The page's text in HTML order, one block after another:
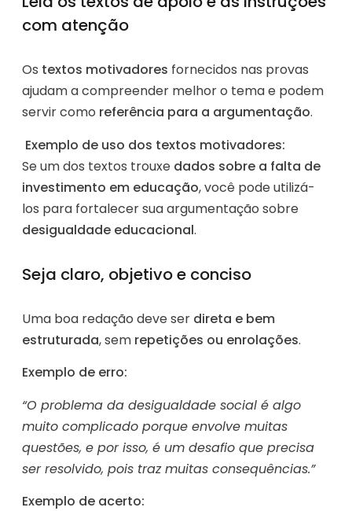
com atenção
Os textos motivadores fornecidos nas provas
ajudam a compreender melhor o tema e podem
servir como referência para a argumentação.
Exemplo de uso dos textos motivadores:
Se um dos textos trouxe dados sobre a falta de
investimento em educação, você pode utilizá-
los para fortalecer sua argumentação sobre
desigualdade educacional.
Seja claro, objetivo e conciso
Uma boa redação deve ser direta e bem
estruturada, sem repetições ou enrolações.
Exemplo de erro:
“O problema da desigualdade social é algo
muito complicado porque envolve muitas
questões, e por isso, é um desafio que precisa
ser resolvido, pois traz muitas consequências.”
Exemplo de acerto: